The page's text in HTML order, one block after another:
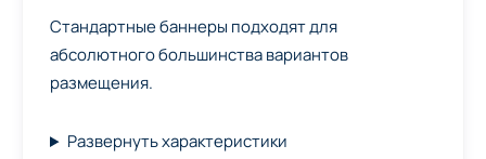
Стандартные баннеры подходят для
абсолютного большинства вариантов
размещения.
Развернуть характеристики